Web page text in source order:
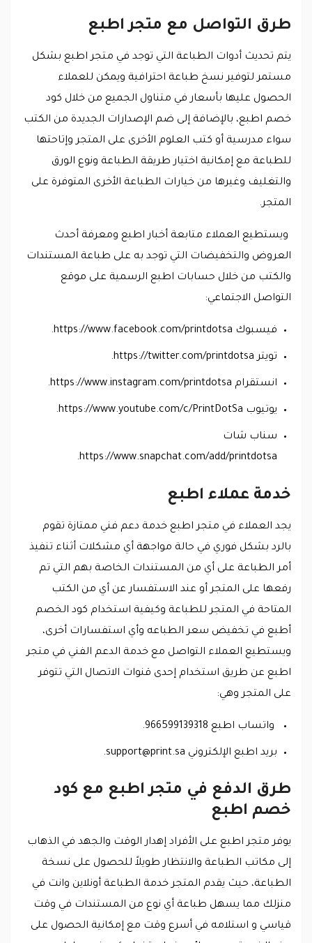
طرق التواصل مع متجر اطبع
يتم تحديث أدوات الطباعة التي توجد في متجر اطبع بشكل
مستمر لتوفير نسخ طباعة احترافية ويمكن للعملاء
الحصول عليها بأسعار في متناول الجميع من خلال كود
خصم اطبع، بالإضافة إلى ضم الإصدارات الجديدة من الكتب
سواء مدرسية أو كتب العلوم الأخرى على المتجر وإتاحتها
للطباعة مع إمكانية اختيار طريقة الطباعة ونوع الورق
والتغليف وغيرها من خيارات الطباعة الأخرى المتوفرة على
المتجر.
ويستطيع العملاء متابعة أخبار اطبع ومعرفة أحدث
العروض والتخفيضات التي توجد به على طباعة المستندات
والكتب من خلال حسابات اطبع الرسمية على موقع
التواصل الاجتماعي:
فيسبوك https://www.facebook.com/printdotsa.
تويتر https://twitter.com/printdotsa.
انستقرام https://www.instagram.com/printdotsa.
يوتيوب https://www.youtube.com/c/PrintDotSa.
سناب شات
https://www.snapchat.com/add/printdotsa.
خدمة عملاء اطبع
يجد العملاء في متجر اطبع خدمة دعم فني ممتازة تقوم
بالرد بشكل فوري في حالة مواجهة أي مشكلات أثناء تنفيذ
أمر الطباعة على أي من المستندات الخاصة بهم التي تم
رفعها على المتجر أو عند الاستفسار عن أي من الكتب
المتاحة في المتجر للطباعة وكيفية استخدام كود الخصم
أطبع في تخفيض سعر الطباعه وأي استفسارات أخرى،
ويستطيع العملاء التواصل مع خدمة الدعم الفني في متجر
اطبع عن طريق استخدام إحدى قنوات الاتصال التي تتوفر
على المتجر وهي:
واتساب اطبع 966599139318.
بريد اطبع الإلكتروني support@print.sa
.
طرق الدفع في متجر اطبع مع كود
خصم اطبع
يوفر متجر اطبع على الأفراد إهدار الوقت والجهد في الذهاب
إلى مكاتب الطباعة والانتظار طويلاً للحصول على نسخة
الطباعة، حيث يقدم المتجر خدمة الطباعة أونلاين وانت في
منزلك مما يسهل طباعة أي نوع من المستندات في وقت
قياسي و استلامه في أسرع وقت مع إمكانية الحصول على